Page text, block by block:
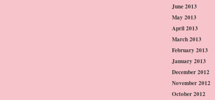
June 2013
May 2013
April 2013
March 2013
February 2013
January 2013
December 2012
November 2012
October 2012